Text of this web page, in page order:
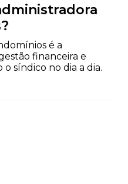
é a
financeira e
síndico no dia a dia.